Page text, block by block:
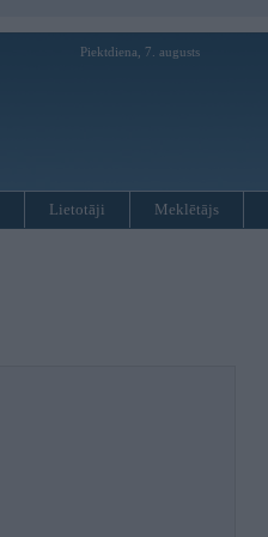
Piektdiena, 7. augusts
Lietotāji Meklētājs